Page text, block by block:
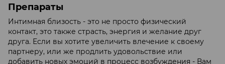
Препараты
Интимная близость - это не просто физический
контакт, это также страсть, энергия и желание друг
друга. Если вы хотите увеличить влечение к своему
партнеру, или же продлить удовольствие или
добавить новых эмоций в процесс возбуждения - Вам